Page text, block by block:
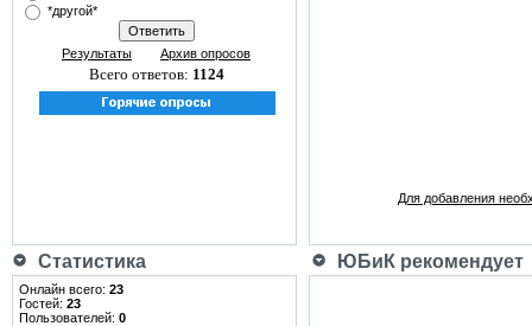
*другой*
Результаты Архив опросов
Всего ответов: 1124
Для добавления
Статистика ЮБиК рекомендует
Онлайн всего: 23
Гостей: 23
Пользователей: 0